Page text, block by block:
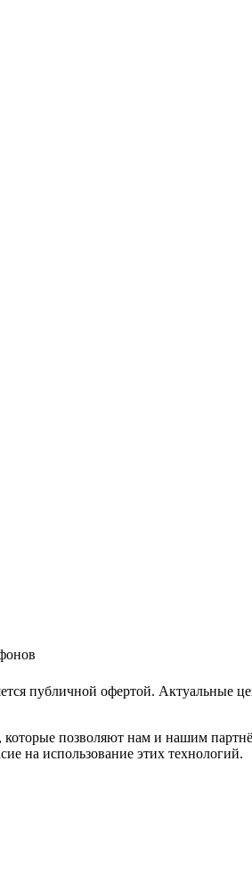
публичной офертой. Актуальные
позволяют нам и нашим
на использование этих технологий.